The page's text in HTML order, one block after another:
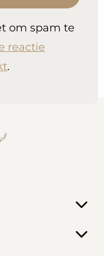
om spam te
reactie
.